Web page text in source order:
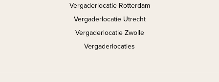
Vergaderlocatie Rotterdam
Vergaderlocatie Utrecht
Vergaderlocatie Zwolle
Vergaderlocaties